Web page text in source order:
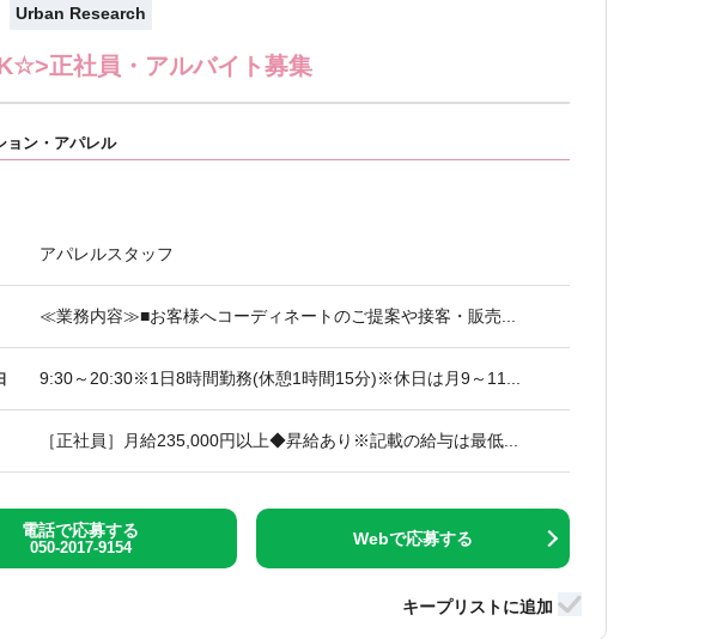
Urban Research
正社員・アルバイト募集
ョン・アパレル
アパレルスタッフ
≪業務内容≫■お客様へコーディネートのご提案や接客・販売...
9:30～20:30※1日8時間勤務(休憩1時間15分)※休日は月9～11...
［正社員］月給235,000円以上◆昇給あり※記載の給与は最低...
電話で応募する
050-2017-9154 Webで応募する